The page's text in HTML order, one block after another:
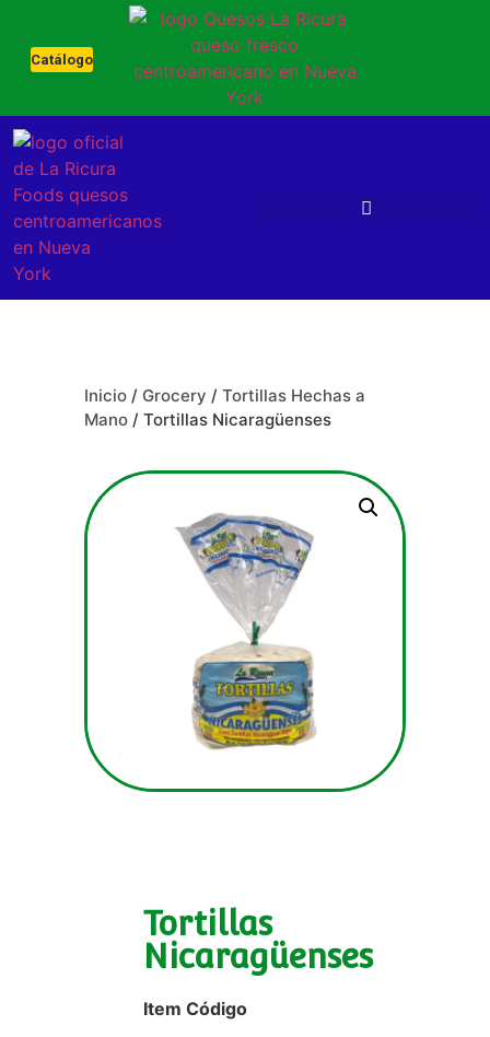
Catálogo
Inicio / Grocery / Tortillas Hechas a
Mano / Tortillas Nicaragüenses
Tortillas
Nicaragüenses
Item Código